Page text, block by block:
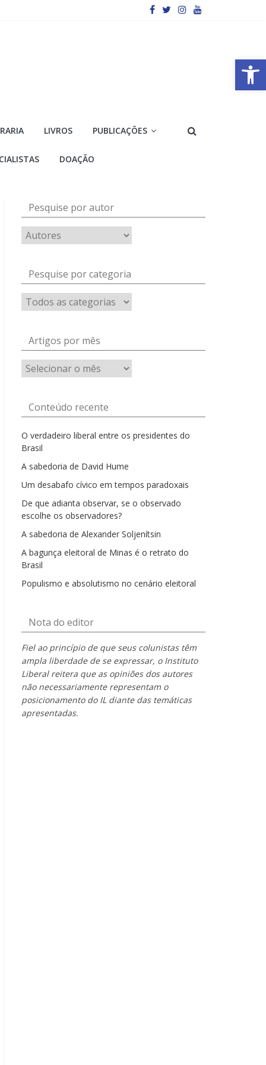
Barra de Ferramentas Aberta
LIVROS PUBLICAÇÕES
DOAÇÃO
Pesquise por autor
Pesquise por categoria
Artigos por mês
Artigos
por
Conteúdo recente
O verdadeiro liberal entre os presidentes do
Brasil
A sabedoria de David Hume
Um desabafo cívico em tempos paradoxais
De que adianta observar, se o observado
escolhe os observadores?
A sabedoria de Alexander Soljenítsin
A bagunça eleitoral de Minas é o retrato do
Brasil
Populismo e absolutismo no cenário eleitoral
Nota do editor
Fiel ao princípio de que seus colunistas têm
ampla liberdade de se expressar, o Instituto
Liberal reitera que as opiniões dos autores
não necessariamente representam o
posicionamento do IL diante das temáticas
apresentadas.